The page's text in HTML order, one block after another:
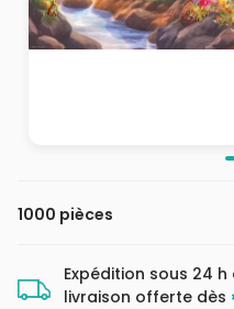
1000 pièces
Expédition sous 24
livraison offerte dès